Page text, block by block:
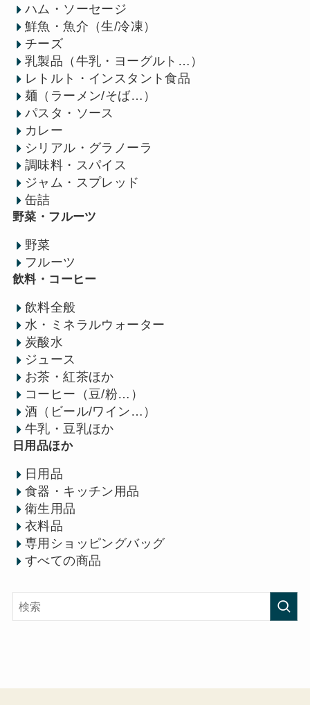
ハム・ソーセージ
鮮魚・魚介（生/冷凍）
チーズ
乳製品（牛乳・ヨーグルト…）
レトルト・インスタント食品
麺（ラーメン/そば…）
パスタ・ソース
カレー
シリアル・グラノーラ
調味料・スパイス
ジャム・スプレッド
缶詰
野菜・フルーツ
野菜
フルーツ
飲料・コーヒー
飲料全般
水・ミネラルウォーター
炭酸水
ジュース
お茶・紅茶ほか
コーヒー（豆/粉…）
酒（ビール/ワイン…）
牛乳・豆乳ほか
日用品ほか
日用品
食器・キッチン用品
衛生用品
衣料品
専用ショッピングバッグ
すべての商品